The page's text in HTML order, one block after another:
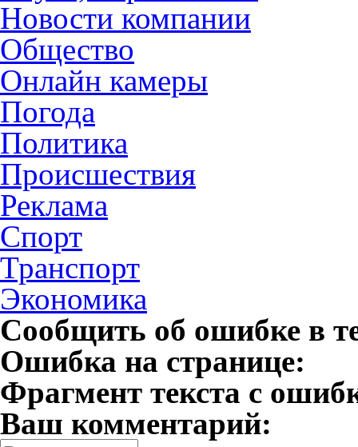
Новости компании
Общество
Онлайн камеры
Погода
Политика
Происшествия
Реклама
Спорт
Транспорт
Экономика
Сообщить об ошибке в
Ошибка на странице:
Фрагмент текста с
Ваш комментарий: